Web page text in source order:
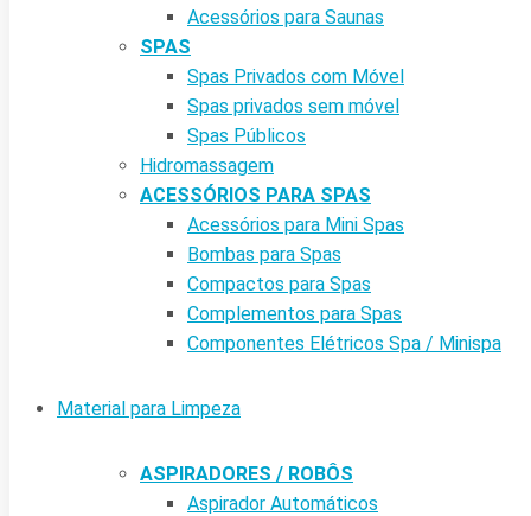
Acessórios para Saunas
SPAS
Spas Privados com Móvel
Spas privados sem móvel
Spas Públicos
Hidromassagem
ACESSÓRIOS PARA SPAS
Acessórios para Mini Spas
Bombas para Spas
Compactos para Spas
Complementos para Spas
Componentes Elétricos Spa / Minispa
Material para Limpeza
ASPIRADORES / ROBÔS
Aspirador Automáticos